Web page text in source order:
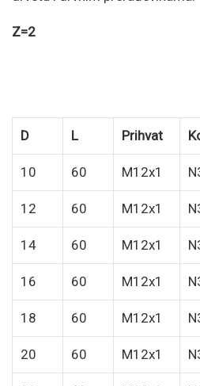
Z=2
D L Prihvat
10 60 M12x1
12 60 M12x1
14 60 M12x1
16 60 M12x1
18 60 M12x1
20 60 M12x1